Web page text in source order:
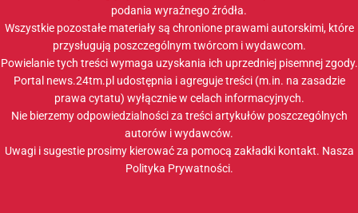
podania wyraźnego źródła.
Wszystkie pozostałe materiały są chronione prawami autorskimi, które
przysługują poszczególnym twórcom i wydawcom.
Powielanie tych treści wymaga uzyskania ich uprzedniej pisemnej zgody.
Portal news.24tm.pl udostępnia i agreguje treści (m.in. na zasadzie
prawa cytatu) wyłącznie w celach informacyjnych.
Nie bierzemy odpowiedzialności za treści artykułów poszczególnych
autorów i wydawców.
Uwagi i sugestie prosimy kierować za pomocą zakładki kontakt. Nasza
Polityka Prywatności.